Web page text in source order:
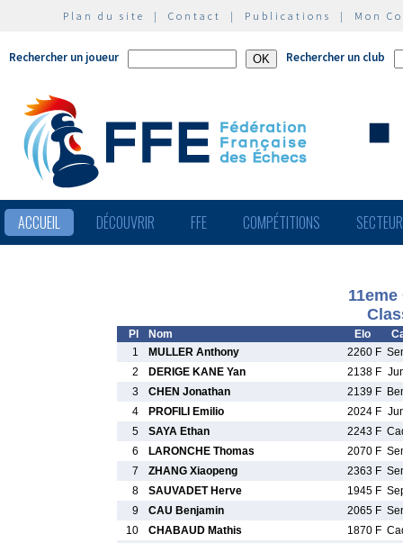
Plan du site | Contact | Publications | Mon
Rechercher un joueur Rechercher un club
ACCUEIL DÉCOUVRIR FFE COMPÉTITIONS
Pl Nom Elo
1
MULLER Anthony 2260 F
2
DERIGE KANE Yan 2138 F
3
CHEN Jonathan 2139 F
4
PROFILI Emilio 2024 F
5
SAYA Ethan 2243 F
6
LARONCHE Thomas 2070 F
7
ZHANG Xiaopeng 2363 F
8
SAUVADET Herve 1945 F
9
CAU Benjamin 2065 F
10
CHABAUD Mathis 1870 F